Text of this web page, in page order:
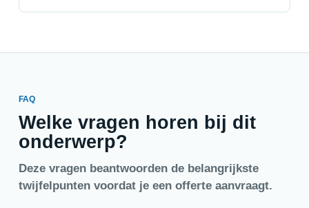
FAQ
Welke vragen horen bij dit
onderwerp?
Deze vragen beantwoorden de belangrijkste
twijfelpunten voordat je een offerte aanvraagt.